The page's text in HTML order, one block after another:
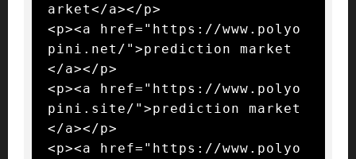
arket</a></p>
<p><a href="https://www.polyo
pini.net/">prediction market
</a></p>
<p><a href="https://www.polyo
pini.site/">prediction market
</a></p>
<p><a href="https://www.polyo